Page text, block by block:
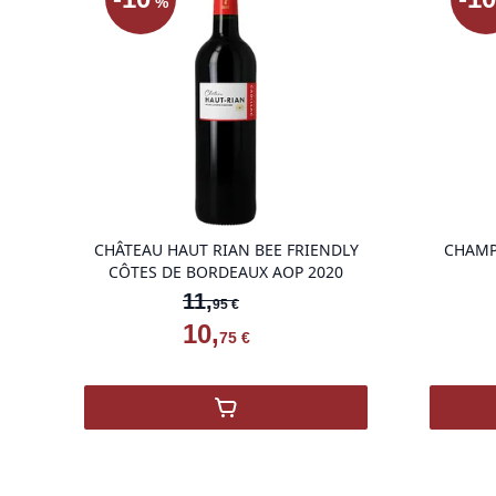
CHÂTEAU HAUT RIAN BEE FRIENDLY
CÔTES DE BORDEAUX AOP 2020
11,95 €
10,75 €
product variant
,CHÂTEAU HAUT RIAN 2020